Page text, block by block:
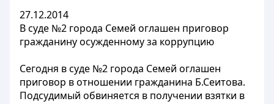
27.12.2014
В суде №2 города Семей оглашен приговор
гражданину осужденному за коррупцию
Сегодня в суде №2 города Семей оглашен
приговор в отношении гражданина Б.Сеитова.
Подсудимый обвиняется в получении взятки в